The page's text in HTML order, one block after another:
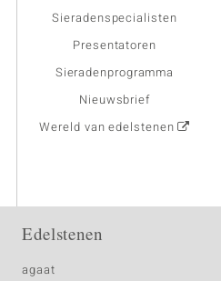
Sieradenspecialisten
Presentatoren
Sieradenprogramma
Nieuwsbrief
Wereld van edelstenen
Edelstenen
agaat